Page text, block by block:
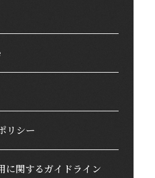
リシー
に関するガイドライン